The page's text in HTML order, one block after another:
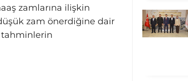
zamlarına ilişkin
zam önerdiğine dair
tahminlerin